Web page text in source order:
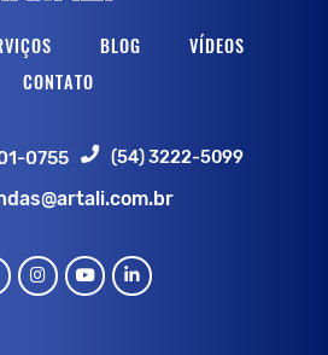
BLOG
VÍDEOS
CONTATO
0755 (54) 3222-5099